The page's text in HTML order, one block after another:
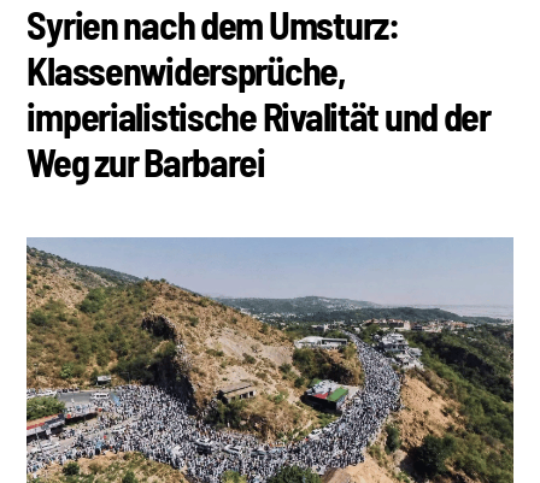
Syrien nach dem Umsturz:
Klassenwidersprüche,
imperialistische Rivalität und der
Weg zur Barbarei